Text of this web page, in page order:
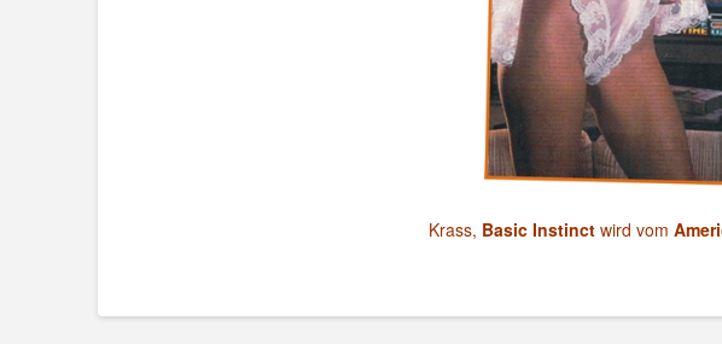
Krass, Basic Instinct wird vom